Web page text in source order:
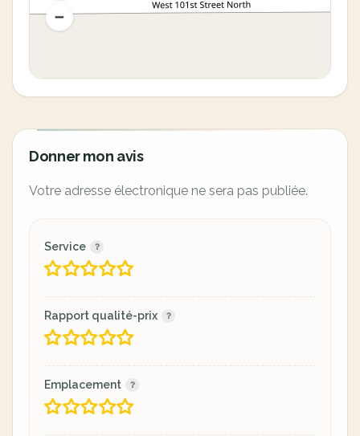
Donner mon avis
Votre adresse électronique ne sera pas publiée.
Service
Rapport qualité-prix
Emplacement